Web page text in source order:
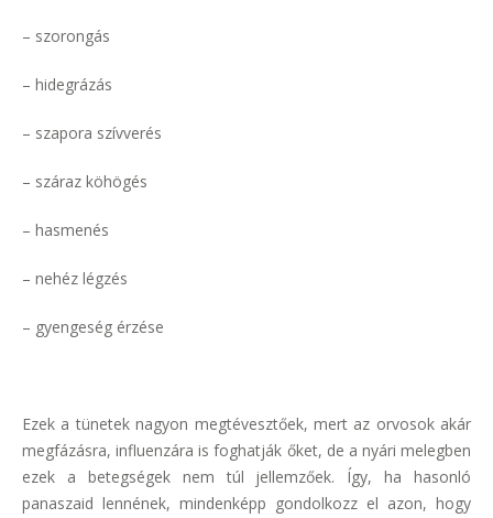
– szorongás
– hidegrázás
– szapora szívverés
– száraz köhögés
– hasmenés
– nehéz légzés
– gyengeség érzése
Ezek a tünetek nagyon megtévesztőek, mert az orvosok akár
megfázásra, influenzára is foghatják őket, de a nyári melegben
ezek a betegségek nem túl jellemzőek. Így, ha hasonló
panaszaid lennének, mindenképp gondolkozz el azon, hogy